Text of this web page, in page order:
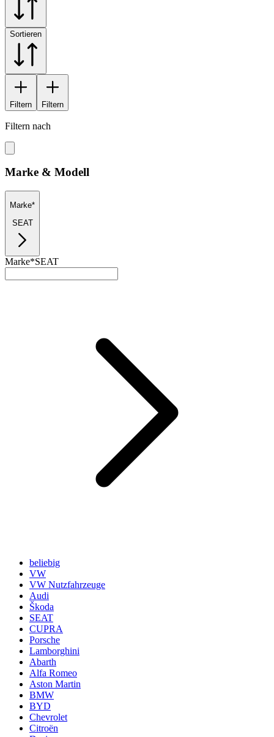
Sortieren
Filtern Filtern
Filtern nach
Marke & Modell
Marke*
SEAT
Marke*SEAT
beliebig
VW
VW Nutzfahrzeuge
Audi
Škoda
SEAT
CUPRA
Porsche
Lamborghini
Abarth
Alfa Romeo
Aston Martin
BMW
BYD
Chevrolet
Citroën